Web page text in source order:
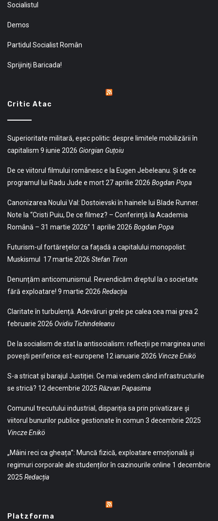
Socialistul
Demos
Partidul Socialist Român
Sprijiniţi Baricada!
Critic Atac
Superioritate militară, eșec politic: despre limitele mobilizării în
capitalism 9 iunie 2026 Giorgian Guțoiu
De ce viitorul filmului românesc e la Eugen Jebeleanu. Și de ce
programul lui Radu Jude e mort27 aprilie 2026 Bogdan Popa
Canonizarea Noului Val: Dostoievski în hainele lui Blade Runner.
Note la “Cristi Puiu, De ce filmez? – Conferință la Academia
Română – 31 martie 2026” 1 aprilie 2026 Bogdan Popa
Futurism-ul fortărețelor ca fațadă a capitalului monopolist:
Muskismul 17 martie 2026 Stefan Tiron
Denunțăm anticomunismul. Revendicăm dreptul la o societate
fără exploatare! 9 martie 2026 Redacția
Claritate în turbulență. Adevăruri grele pe calea cea mai grea 2
februarie 2026 Ovidiu Tichindeleanu
De la socialism de stat la antisocialism: reflecții pe marginea unei
povești periferice est-europene 12 ianuarie 2026 Vincze Enikö
S-a stricat și barajul Justiției. Ce mai vedem când infrastructurile
se strică? 12 decembrie 2025 Răzvan Papasima
Comunul trecutului industrial, dispariția sa prin privatizare și
viitorul bunurilor publice gestionate în comun 3 decembrie 2025
Vincze Enikö
„Mâini reci ca gheața”: Muncă fizică, exploatare emoțională și
regimuri corporale ale studenților în cazinourile online 1 decembrie
2025 Redacția
Platzforma